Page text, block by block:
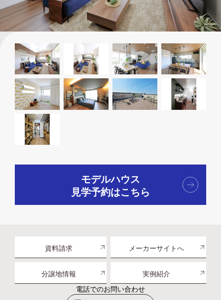
モデルハウス
見学予約はこちら
資料請求 メーカーサイトへ
分譲地情報
実例紹介
電話でのお問い合わせ